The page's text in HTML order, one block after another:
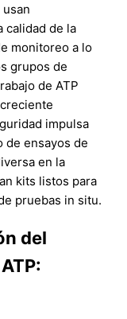
calidad de la
monitoreo a lo
grupos de
de ATP
impulsa
de ensayos de
en la
kits listos para
pruebas in situ.
del